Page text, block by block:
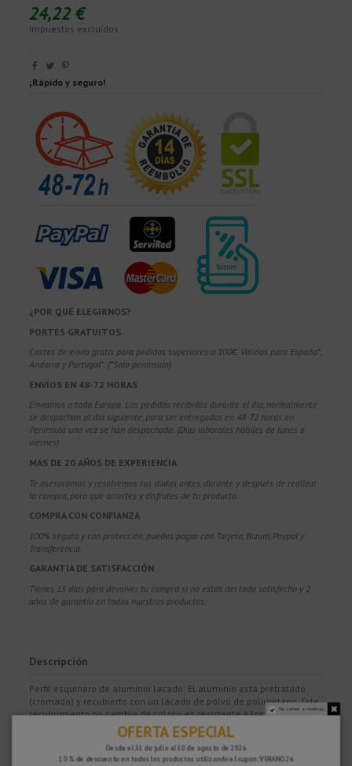
24,22 €
Impuestos excluidos
¡Rápido y seguro!
¿POR QUÉ ELEGIRNOS?
PORTES GRATUITOS
Costes de envío gratis para pedidos superiores a 100€. Válidos para España*,
Andorra y Portugal*. (*Solo península)
ENVÍOS EN 48-72 HORAS
Enviamos a toda Europa. Los pedidos recibidos durante el día, normalmente
se despachan al día siguiente, para ser entregados en 48-72 horas en
Península una vez se han despachado. (Días laborales hábiles de lunes a
viernes)
MÁS DE 20 AÑOS DE EXPERIENCIA
Te asesoramos y resolvemos tus dudas antes, durante y después de realizar
la compra, para que aciertes y disfrutes de tu producto.
COMPRA CON CONFIANZA
100% segura y con protección, puedes pagar con Tarjeta, Bizum, Paypal y
Transferencia.
GARANTÍA DE SATISFACCIÓN
Tienes 15 días para devolver tu compra si no estás del todo satisfecho y 2
años de garantía en todos nuestros productos.
Descripción
Perfil esquinero de aluminio lacado: El aluminio está pretratado
(cromado) y recubierto con un lacado de polvo de poliuretano. Este
recubrimiento no cambia de color y es resistente a los rayos UVA y
a la intemperie. Las superficies visibles deben protegerse de
QUADEC es un perfil de remate para esquinas exteriores de paredes
No volver a mostrar.
OFERTA ESPECIAL
Desde el 31 de julio al 10 de agosto de 2026
10 % de descuento en todos los productos utilizando el cupón: VERANO26